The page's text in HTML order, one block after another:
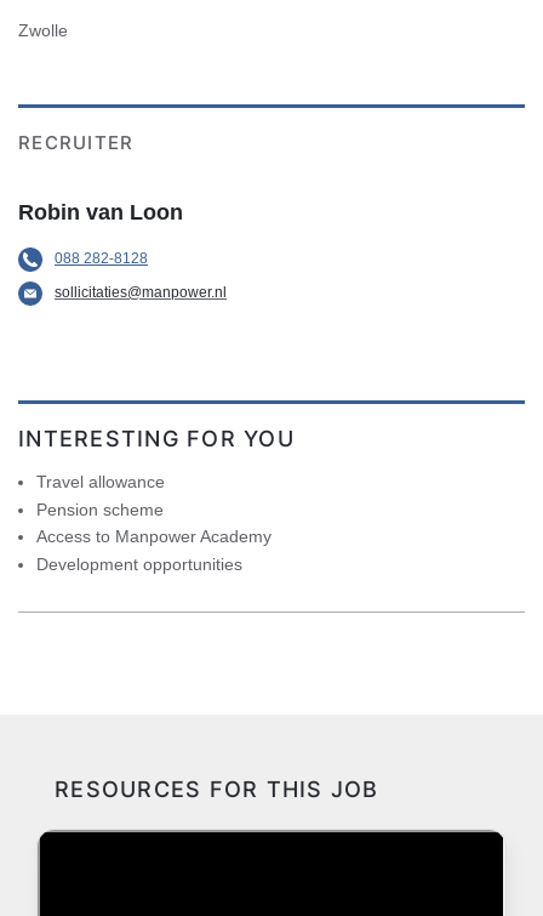
Zwolle
RECRUITER
Robin van Loon
088 282-8128
sollicitaties@manpower.nl
INTERESTING FOR YOU
Travel allowance
Pension scheme
Access to Manpower Academy
Development opportunities
RESOURCES FOR THIS JOB